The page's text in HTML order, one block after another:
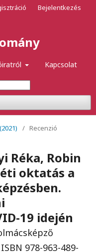
Kapcsolat
Bejelentkezés
/ Recenzió
Réka, Robin
oktatás a
19 idején
978-963-489-